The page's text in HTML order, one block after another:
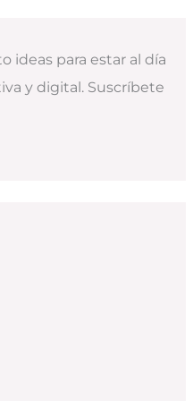
ideas para estar al día
y digital. Suscríbete